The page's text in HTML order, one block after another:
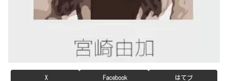
X Facebook はてブ